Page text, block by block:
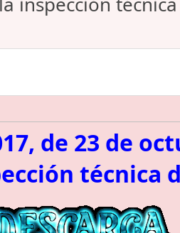
de 23 de
técnica